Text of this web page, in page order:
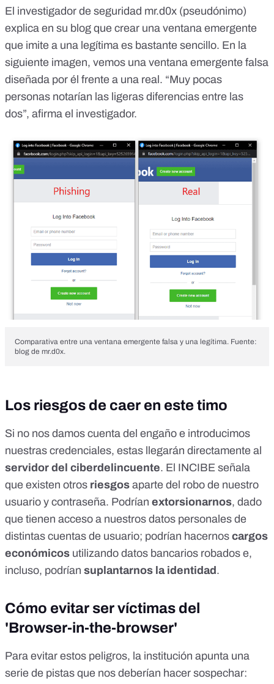
El investigador de seguridad mr.d0x (pseudónimo)
explica en su blog que crear una ventana emergente
que imite a una legítima es bastante sencillo. En la
siguiente imagen, vemos una ventana emergente falsa
diseñada por él frente a una real. “Muy pocas
personas notarían las ligeras diferencias entre las
dos”, afirma el investigador.
Comparativa entre una ventana emergente falsa y una legítima. Fuente:
blog de mr.d0x.
Los riesgos de caer en este timo
Si no nos damos cuenta del engaño e introducimos
nuestras credenciales, estas llegarán directamente al
servidor del ciberdelincuente. El INCIBE señala
que existen otros riesgos aparte del robo de nuestro
usuario y contraseña. Podrían extorsionarnos, dado
que tienen acceso a nuestros datos personales de
distintas cuentas de usuario; podrían hacernos cargos
económicos utilizando datos bancarios robados e,
incluso, podrían suplantarnos la identidad.
Cómo evitar ser víctimas del
'Browser-in-the-browser'
Para evitar estos peligros, la institución apunta una
serie de pistas que nos deberían hacer sospechar: